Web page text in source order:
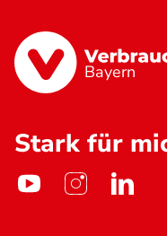
Bayern
Stark für